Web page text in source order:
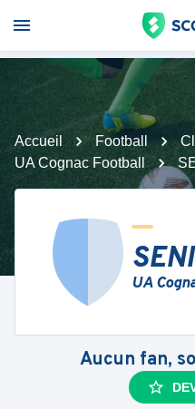
Accueil Football
UA Cognac Football
UA
Aucun fan,